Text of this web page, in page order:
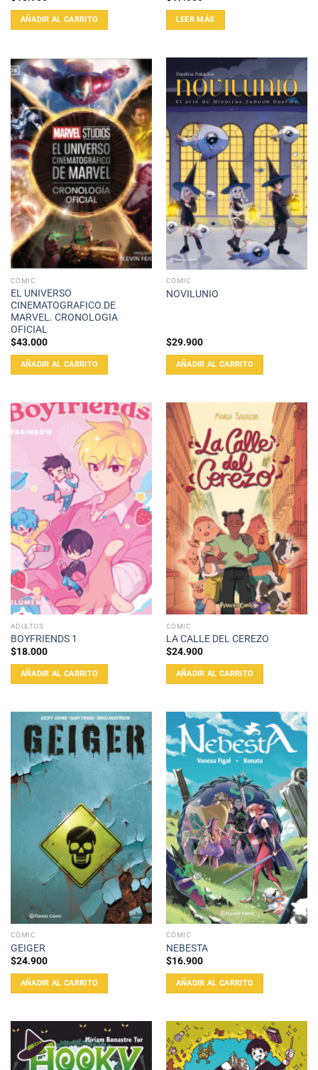
AÑADIR AL CARRITO LEER MÁS
CÓMIC
EL UNIVERSO
CINEMATOGRAFICO DE
MARVEL. CRONOLOGIA
OFICIAL
$43.000
AÑADIR AL CARRITO
CÓMIC
NOVILUNIO
$29.900
AÑADIR AL CARRITO
ADULTOS
BOYFRIENDS 1
$18.000
AÑADIR AL CARRITO
CÓMIC
LA CALLE DEL CEREZO
$24.900
AÑADIR AL CARRITO
CÓMIC
GEIGER
$24.900
AÑADIR AL CARRITO
CÓMIC
NEBESTA
$16.900
AÑADIR AL CARRITO